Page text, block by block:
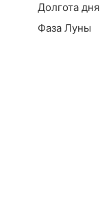
Долгота дня
Фаза Луны